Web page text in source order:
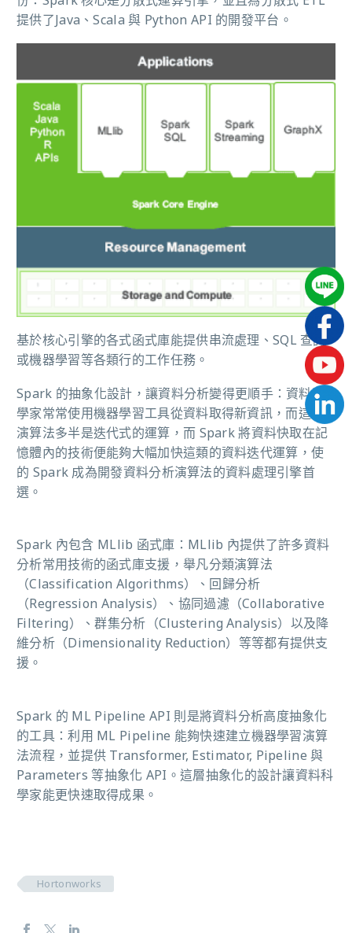
提供了Java、Scala 與 Python API 的開發平台。
基於核心引擎的各式函式庫能提供串流處理、SQL 查詢
或機器學習等各類行的工作任務。
Spark 的抽象化設計，讓資料分析變得更順手：資料科
學家常常使用機器學習工具從資料取得新資訊，而這些
演算法多半是迭代式的運算，而 Spark 將資料快取在記
憶體內的技術便能夠大幅加快這類的資料迭代運算，使
的 Spark 成為開發資料分析演算法的資料處理引擎首
選。
Spark 內包含 MLlib 函式庫：MLlib 內提供了許多資料
分析常用技術的函式庫支援，舉凡分類演算法
（Classification Algorithms）、回歸分析
（Regression Analysis）、協同過濾（Collaborative
Filtering）、群集分析（Clustering Analysis）以及降
維分析（Dimensionality Reduction）等等都有提供支
援。
Spark 的 ML Pipeline API 則是將資料分析高度抽象化
的工具：利用 ML Pipeline 能夠快速建立機器學習演算
法流程，並提供 Transformer, Estimator, Pipeline 與
Parameters 等抽象化 API。這層抽象化的設計讓資料科
學家能更快速取得成果。
Hortonworks